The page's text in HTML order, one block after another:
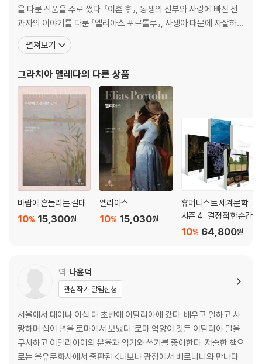
을 다룬 작품을 주로 썼다. 『이혼 후』, 동생의 신부와 사랑에 빠진 전
과자의 이야기를 다룬 『엘리아스 포르톨루』, 사생아 때문에 자살하는
어머니의 이야기를 다룬 『체네레』, 아들을 신부로 만들겠다는 꿈을
실현하지만 신부가 된 아들이 육체의 유혹에 굴복하는 것을 보고 절
이르는 소설에서 인간의 정욕과 죄악이라는 주제를 다
펼쳐보기
그라치아 델레다의 다른 상품
바람에 흔들리는 갈대
15,300원
10%
엘리아스
15,030원
10%
휴머니스트 세계문학
시즌 4 : 결정적 한순간
64,800원
10%
역 나윤덕
관심작가 알림신청
서울에서 태어나 이십 대 초반에 이탈리아에 갔다. 배우고 일하고 사
랑하며 십여 년을 로마에서 보냈다. 로마 억양이 깃든 이탈리아 말을
구사하고 이탈리아어의 운율과 읽기와 쓰기를 좋아한다. 저술한 책으
로는 을유문화사에서 출판된 <나보나 광장에서 베르니니와 만나다: